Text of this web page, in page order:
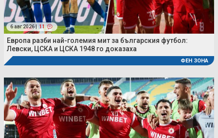
6 авг 2026 | 11
Европа разби най-големия мит за българския футбол:
Левски, ЦСКА и ЦСКА 1948 го доказаха
ФЕН ЗОНА